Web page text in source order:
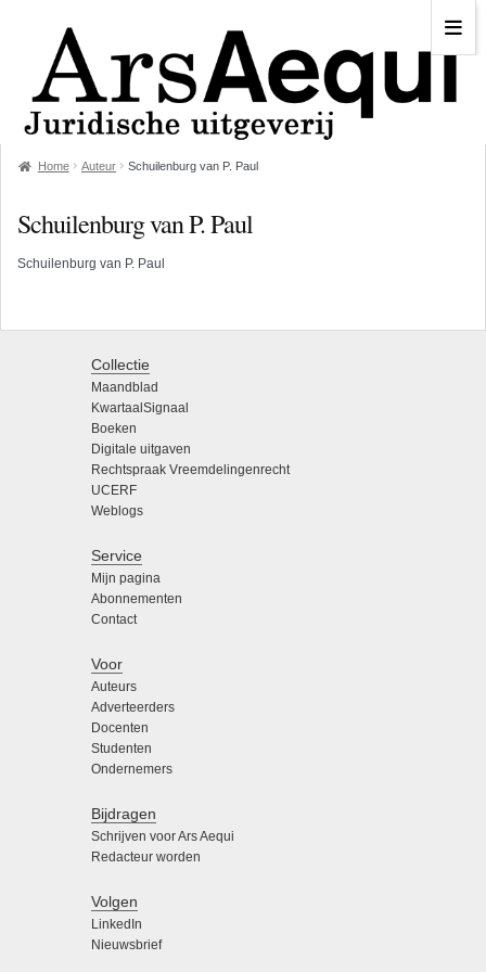
Home Auteur Schuilenburg van P. Paul
Schuilenburg van P. Paul
Schuilenburg van P. Paul
Collectie
Maandblad
KwartaalSignaal
Boeken
Digitale uitgaven
Rechtspraak Vreemdelingenrecht
UCERF
Weblogs
Service
Mijn pagina
Abonnementen
Contact
Voor
Auteurs
Adverteerders
Docenten
Studenten
Ondernemers
Bijdragen
Schrijven voor Ars Aequi
Redacteur worden
Volgen
LinkedIn
Nieuwsbrief